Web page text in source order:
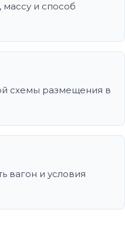
массу и способ
схемы размещения в
вагон и условия